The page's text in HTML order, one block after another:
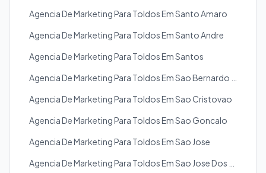
Agencia De Marketing Para Toldos Em Santo Amaro
Agencia De Marketing Para Toldos Em Santo Andre
Agencia De Marketing Para Toldos Em Santos
Agencia De Marketing Para Toldos Em Sao Cristovao
Agencia De Marketing Para Toldos Em Sao Goncalo
Agencia De Marketing Para Toldos Em Sao Jose